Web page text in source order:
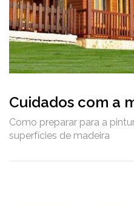
Cuidados com a
Como preparar para a
superfícies de madeira